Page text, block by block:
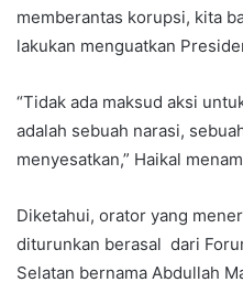
memberantas korupsi, kita
lakukan menguatkan
“Tidak ada maksud aksi
adalah sebuah narasi,
menyesatkan,” Haikal
Diketahui, orator yang
diturunkan berasal dari
Selatan bernama Abdullah